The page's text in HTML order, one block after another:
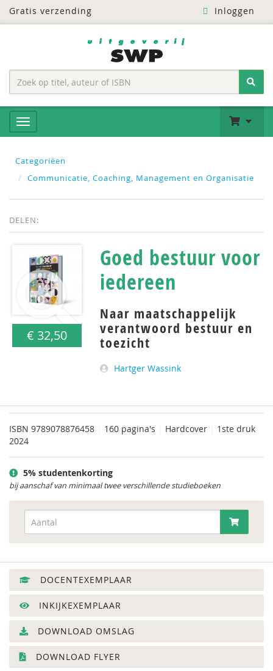
Gratis verzending Inloggen
Categoriëen
Communicatie, Coaching, Management en Organisatie
DELEN:
€ 32,50
Goed bestuur voor
iedereen
Naar maatschappelijk
verantwoord bestuur en
toezicht
Hartger Wassink
ISBN 9789078876458 160 pagina's Hardcover
1ste druk
2024
5% studentenkorting
bij aanschaf van minimaal twee verschillende studieboeken
DOCENTEXEMPLAAR
INKIJKEXEMPLAAR
DOWNLOAD OMSLAG
DOWNLOAD FLYER